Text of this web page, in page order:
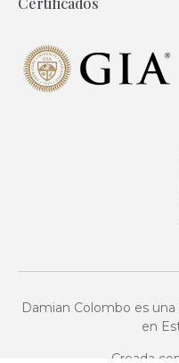
Damian Colombo es
en
Creada